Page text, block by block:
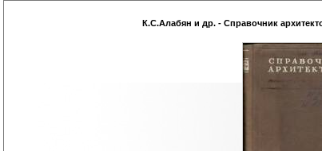
К.С.Алабян и др. - Справочник